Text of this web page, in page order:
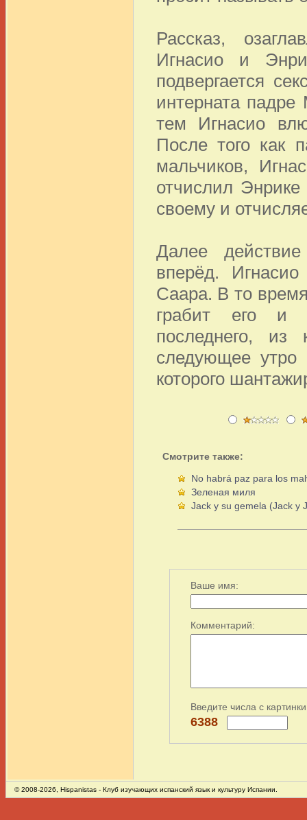
Рассказ,
Игнасио и
подвергается
интерната
тем Игнасио
После того как
мальчиков,
отчислил
своему и
Далее
вперёд.
Саара. В то
грабит его и
последнего,
следующее
которого
Смотрите также:
No habrá paz para los
Зеленая миля
Jack y su gemela (Jack y
Ваше имя:
Комментарий:
Введите числа с
6388
© 2008-2026, Hispanistas - Клуб изучающих испанский язык и культуру Испании.